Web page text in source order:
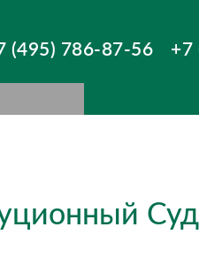
(495) 786-87-56 +7